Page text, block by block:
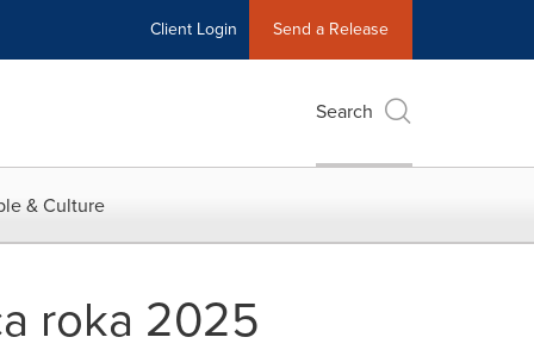
Client Login Send a Release
Search
& Culture
roka 2025